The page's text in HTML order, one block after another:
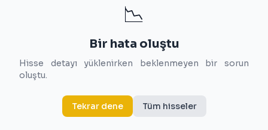
📉
Bir hata oluştu
Hisse detayı yüklenirken beklenmeyen bir sorun
oluştu.
Tekrar dene Tüm hisseler